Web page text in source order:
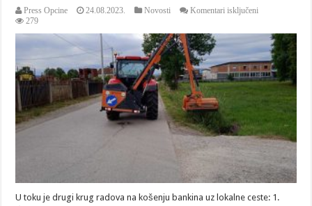
Press Opcine 24.08.2023. Novosti Komentari isključeni
279
U toku je drugi krug radova na košenju bankina uz lokalne ceste: 1.